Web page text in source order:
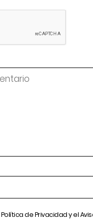
Política de Privacidady el